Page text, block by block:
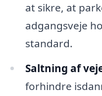
at sikre, at
adgangsveje
standard.
Saltning af
forhindre